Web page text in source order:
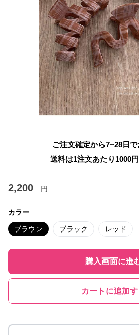
ご注文確定から7~28日
送料は1注文あたり 1000
2,200 円
カラー
ブラウン ブラック レッド
購入画面に進
カートに追加